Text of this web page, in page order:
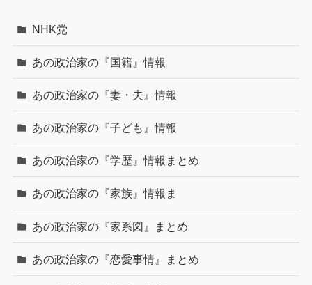
NHK党
あの政治家の『国籍』情報
あの政治家の『妻・夫』情報
あの政治家の『子ども』情報
あの政治家の『学歴』情報まとめ
あの政治家の『家族』情報ま
あの政治家の『家系図』まとめ
あの政治家の『恋愛事情』まとめ